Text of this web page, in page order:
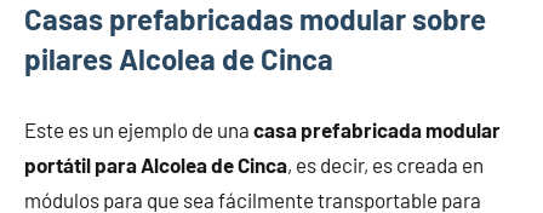
Casas prefabricadas modular sobre
pilares Alcolea de Cinca
Este es un ejemplo de una casa prefabricada modular
portátil para Alcolea de Cinca, es decir, es creada en
módulos para que sea fácilmente transportable para